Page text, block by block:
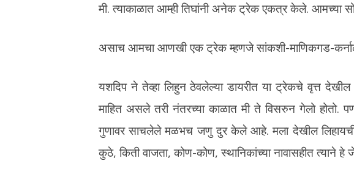
मी. त्याकाळात आम्ही तिघांनी अनेक ट्रेक एकत्र केले. आमच्या
असाच आमचा आणखी एक ट्रेक म्हणजे सांकशी-माणिकगड-
यशदिप ने तेव्हा लिहुन ठेवलेल्या डायरीत या ट्रेकचे वृत्त
माहित असले तरी नंतरच्या काळात मी ते विसरुन गेलो होतो.
गुणावर साचलेले मळभच जणु दुर केले आहे. मला देखील लिहायची
कुठे, किती वाजता, कोण-कोण, स्थानिकांच्या नावासहीत